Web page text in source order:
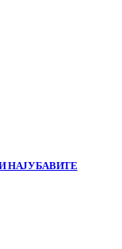
НАЈУБАВИТЕ